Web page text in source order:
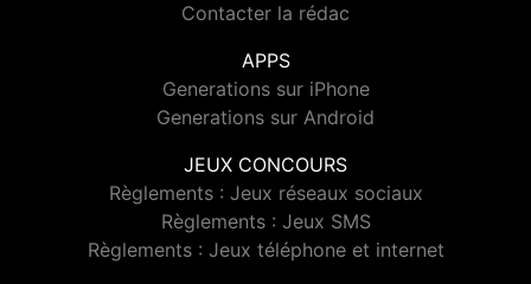
Contacter la rédac
APPS
Generations sur iPhone
Generations sur Android
JEUX CONCOURS
Règlements : Jeux réseaux sociaux
Règlements : Jeux SMS
Règlements : Jeux téléphone et internet